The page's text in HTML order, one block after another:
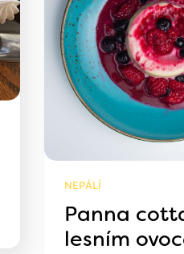
NEPÁLÍ
Panna
lesním